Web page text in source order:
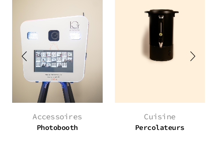
Accessoires
Photobooth
Cuisine
Percolateurs